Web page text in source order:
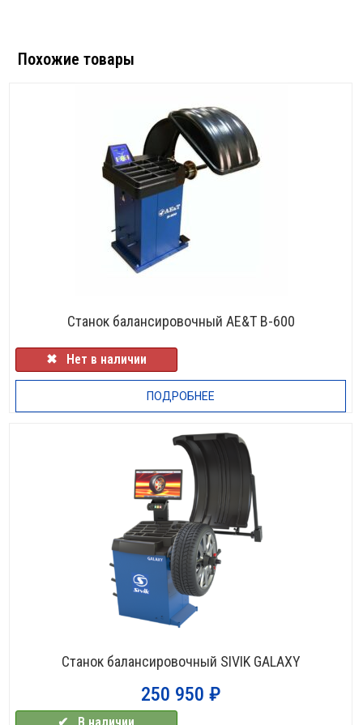
Похожие товары
Станок балансировочный AE&T B-600
✖⠀Нет в наличии
ПОДРОБНЕЕ
Станок балансировочный SIVIK GALAXY
250 950 ₽